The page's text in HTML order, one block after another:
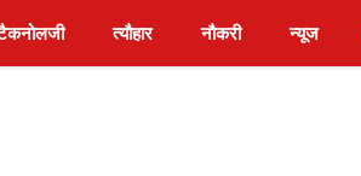
त्यौहार नौकरी न्यूज